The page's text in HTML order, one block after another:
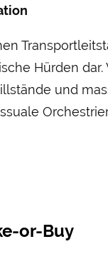
Hürden dar.
und
or-Buy